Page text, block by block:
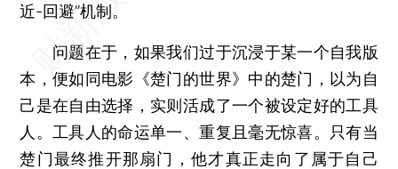
近-回避”机制。
问题在于，如果我们过于沉浸于某一个自我版
本，便如同电影《楚门的世界》中的楚门，以为自
己是在自由选择，实则活成了一个被设定好的工具
人。工具人的命运单一、重复且毫无惊喜。只有当
楚门最终推开那扇门，他才真正走向了属于自己